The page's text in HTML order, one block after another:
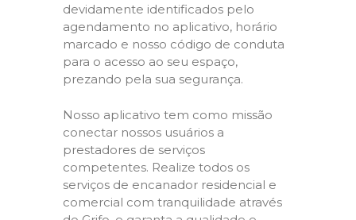
devidamente identificados pelo
agendamento no aplicativo, horário
marcado e nosso código de conduta
para o acesso ao seu espaço,
prezando pela sua segurança.
Nosso aplicativo tem como missão
conectar nossos usuários a
prestadores de serviços
competentes. Realize todos os
serviços de encanador residencial e
comercial com tranquilidade através